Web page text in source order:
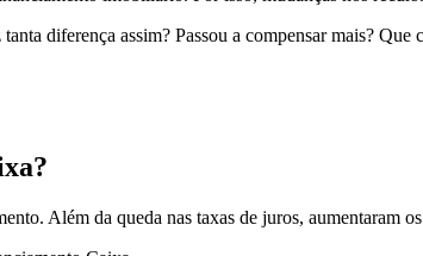
diferença assim? Passou a compensar mais?
Além da queda nas taxas de juros,